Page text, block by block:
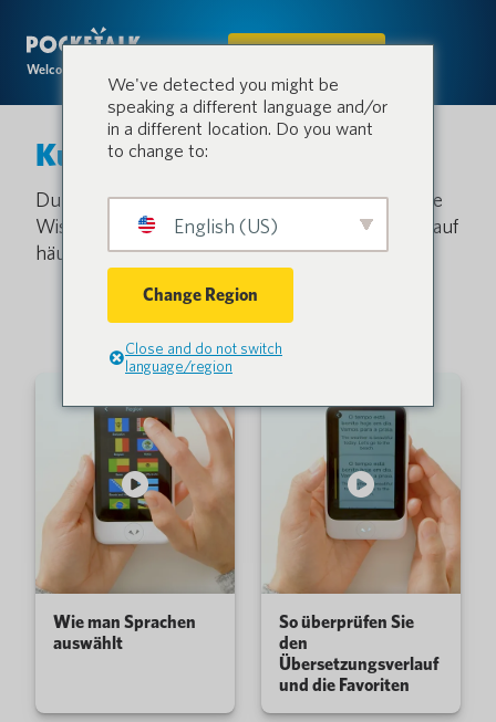
Welcome to the conversation.
IN DEN SHOP
Kundendienst
Durchsuchen Sie unsere Videobibliothek oder die
Wissensdatenbank und erhalten Sie Antworten auf
häufig gestellte Fragen.
Wie man Sprachen
auswählt
So überprüfen Sie
den
Übersetzungsverlauf
und die Favoriten
We've detected you might be
speaking a different language and/or
in a different location. Do you want
to change to:
English (US)
Change Region
Close and do not switch
language/region